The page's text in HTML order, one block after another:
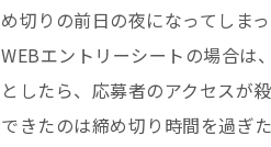
め切りの前日の夜になってしま
WEBエントリーシートの場合は
としたら、応募者のアクセスが
できたのは締め切り時間を過ぎ